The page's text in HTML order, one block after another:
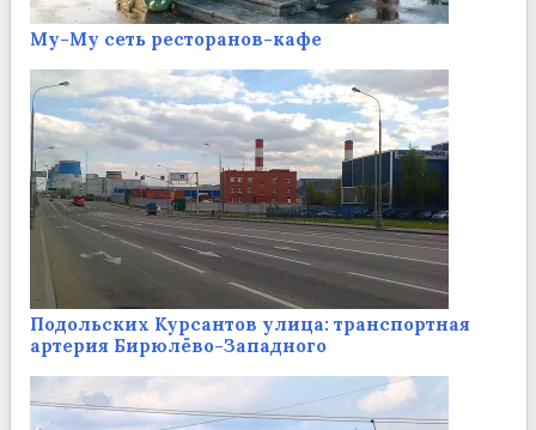
Му-Му сеть ресторанов-кафе
Подольских Курсантов улица: транспортная
артерия Бирюлёво-Западного